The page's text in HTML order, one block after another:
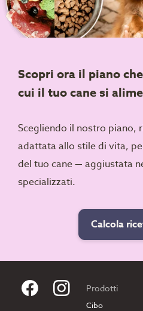
Scopri ora il piano
cui il tuo cane si
Scegliendo il nostro piano,
adattata allo stile di vita,
del tuo cane — aggiustata
specializzati.
Calcola
Prodotti
Cibo